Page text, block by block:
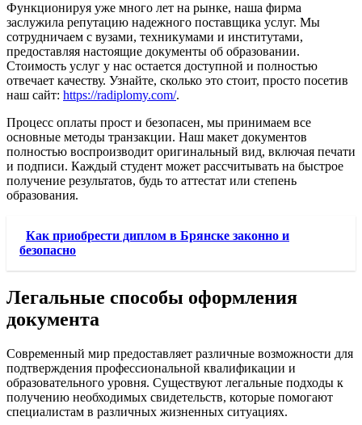
Функционируя уже много лет на рынке, наша фирма
заслужила репутацию надежного поставщика услуг. Мы
сотрудничаем с вузами, техникумами и институтами,
предоставляя настоящие документы об образовании.
Стоимость услуг у нас остается доступной и полностью
отвечает качеству. Узнайте, сколько это стоит, просто посетив
наш сайт: https://radiplomy.com/.
Процесс оплаты прост и безопасен, мы принимаем все
основные методы транзакции. Наш макет документов
полностью воспроизводит оригинальный вид, включая печати
и подписи. Каждый студент может рассчитывать на быстрое
получение результатов, будь то аттестат или степень
образования.
Как приобрести диплом в Брянске законно и
безопасно
Легальные способы оформления
документа
Современный мир предоставляет различные возможности для
подтверждения профессиональной квалификации и
образовательного уровня. Существуют легальные подходы к
получению необходимых свидетельств, которые помогают
специалистам в различных жизненных ситуациях.